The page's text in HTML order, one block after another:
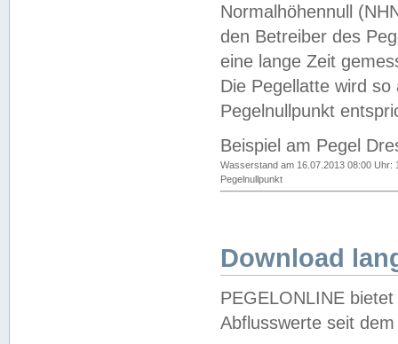
Normalhöhennull
den Betreiber des
eine lange Zeit
Die Pegellatte wird
Pegelnullpunkt
Beispiel am Pegel
Wasserstand am 16.07.2013 08:00 Uhr:
Pegelnullpunkt
Download
PEGELONLINE
Abflusswerte seit